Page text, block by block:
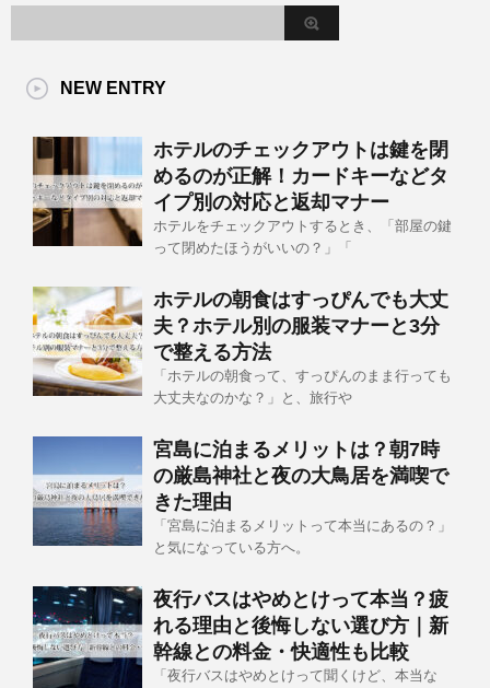
NEW ENTRY
ホテルのチェックアウトは鍵を閉
めるのが正解！カードキーなどタ
イプ別の対応と返却マナー
ホテルをチェックアウトするとき、「部屋の鍵
って閉めたほうがいいの？」「
ホテルの朝食はすっぴんでも大丈
夫？ホテル別の服装マナーと3分
で整える方法
「ホテルの朝食って、すっぴんのまま行っても
大丈夫なのかな？」と、旅行や
宮島に泊まるメリットは？朝7時
の厳島神社と夜の大鳥居を満喫で
きた理由
「宮島に泊まるメリットって本当にあるの？」
と気になっている方へ。
夜行バスはやめとけって本当？疲
れる理由と後悔しない選び方｜新
幹線との料金・快適性も比較
「夜行バスはやめとけって聞くけど、本当な